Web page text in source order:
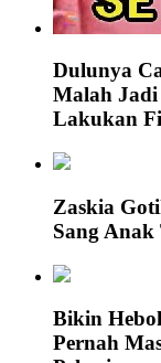
Dulunya
Malah
Lakukan
Zaskia
Sang
Bikin
Pernah